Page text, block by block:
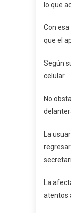
lo que
Con
que el
Según
celular.
No
La
La
atentos